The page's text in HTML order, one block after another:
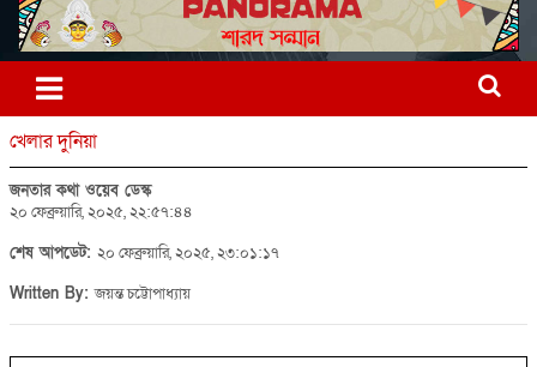
খেলার দুনিয়া
জনতার কথা ওয়েব ডেস্ক
২০ ফেব্রুয়ারি, ২০২৫, ২২:৫৭:৪৪
শেষ আপডেট: ২০ ফেব্রুয়ারি, ২০২৫, ২৩:০১:১৭
Written By:জয়ন্ত চট্টোপাধ্যায়